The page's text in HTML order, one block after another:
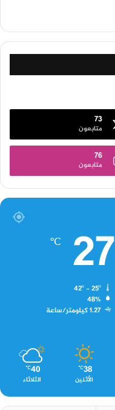
73
متابعون
76
متابعون
27
℃
48%
1.27 كيلومتر/ساعة
38
℃
الأثنين
40
℃
الثلاثاء